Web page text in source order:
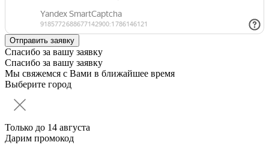
Спасибо за вашу заявку
Спасибо за вашу заявку
Мы свяжемся с Вами в ближайшее время
Выберите город
Только до 14 августа
Дарим промокод